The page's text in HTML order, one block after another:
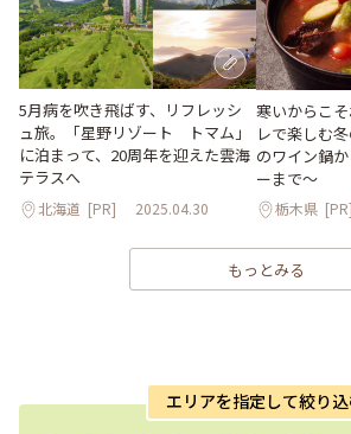
5月病を吹き飛ばす、リフレッシ
ュ旅。「星野リゾート トマム」
に泊まって、20周年を迎えた雲海
テラスへ
北海道 [PR] 2025.04.30
寒いからこ
レで楽しむ
のワイン鍋
ーまで～
栃木県 [PR]
もっとみる
エリアを指定して絞り